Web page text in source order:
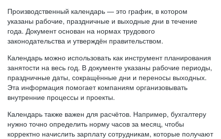
Производственный календарь — это график, в котором
указаны рабочие, праздничные и выходные дни в течение
года. Документ основан на нормах трудового
законодательства и утверждён правительством.
Календарь можно использовать как инструмент планирования
занятости на весь год. В документе указаны рабочие периоды,
праздничные даты, сокращённые дни и переносы выходных.
Эта информация помогает компаниям организовывать
внутренние процессы и проекты.
Календарь также важен для расчётов. Например, бухгалтеру
нужно точно определить норму часов за месяц, чтобы
корректно начислить зарплату сотрудникам, которые получают